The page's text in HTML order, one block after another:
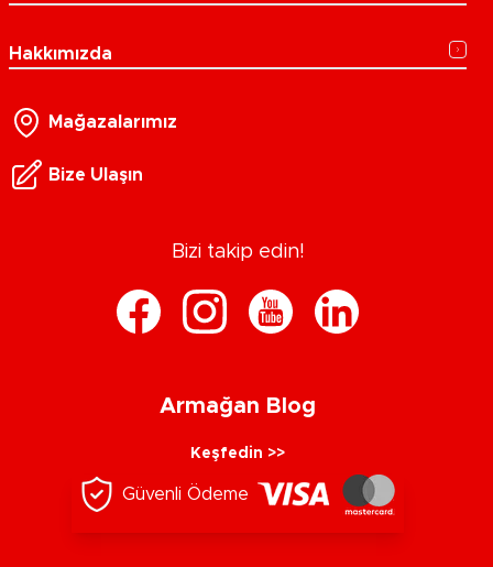
Hakkımızda
Mağazalarımız
Bize Ulaşın
Bizi takip edin!
Armağan Blog
Keşfedin >>
Güvenli Ödeme